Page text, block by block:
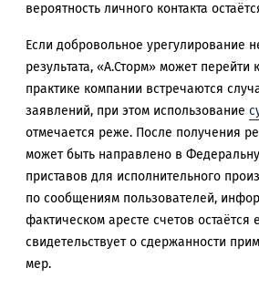
вероятность личного контакта
Если добровольное урегулирование
результата, «А.Сторм» может перейти
практике компании встречаются
заявлений, при этом использование
отмечается реже. После получения
может быть направлено в
приставов для исполнительного
по сообщениям пользователей,
фактическом аресте счетов остаётся
свидетельствует о сдержанности
мер.